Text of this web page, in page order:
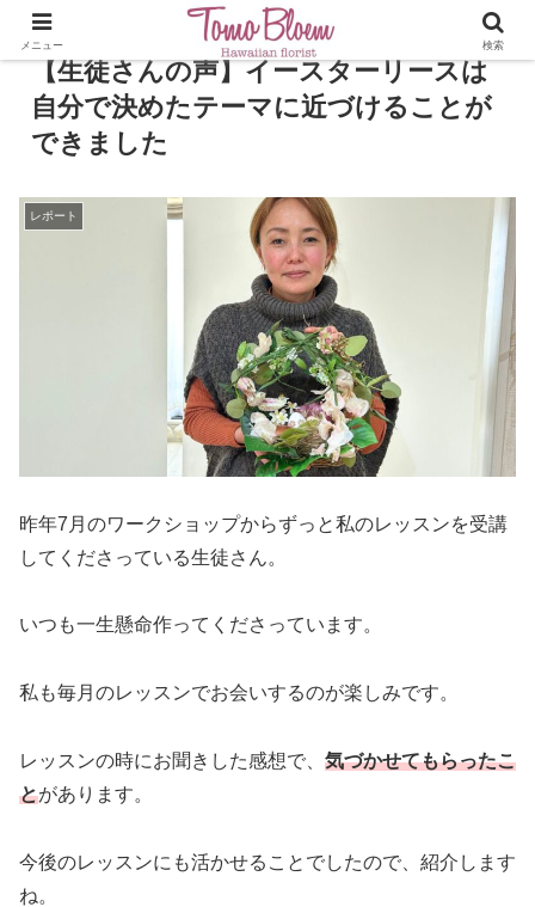
【生徒さんの声】イースターリースは
自分で決めたテーマに近づけることが
できました
レポート
昨年7月のワークショップからずっと私のレッスンを受講
してくださっている生徒さん。
いつも一生懸命作ってくださっています。
私も毎月のレッスンでお会いするのが楽しみです。
レッスンの時にお聞きした感想で、 気づかせてもらったこ
とがあります。
今後のレッスンにも活かせることでしたので、紹介します
ね。
メニュー 検索